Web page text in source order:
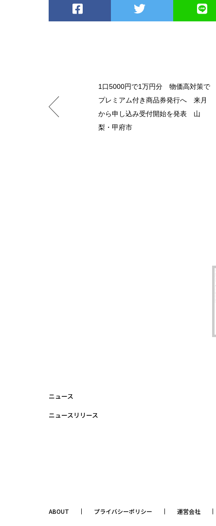
1口5000円で1万円分 物価高対策で
プレミアム付き商品券発行へ 来月
から申し込み受付開始を発表 山
梨・甲府市
ニュース
ニュースリリース
ABOUT プライバシーポリシー 運営会社